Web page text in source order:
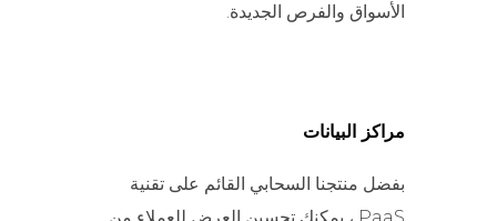
مراكز البيانات
بفضل منتجنا السحابي القائم على تقنية
الأسواق والفرص الجديدة.